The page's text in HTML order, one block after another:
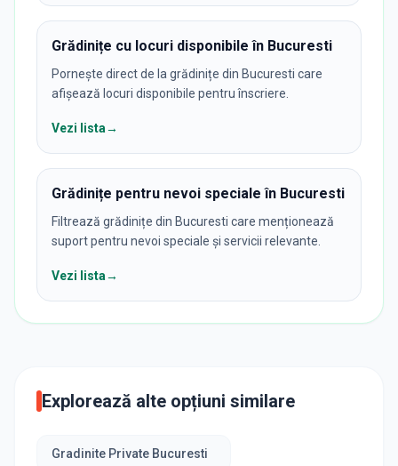
Grădinițe cu locuri disponibile în Bucuresti
Pornește direct de la grădinițe din Bucuresti care
afișează locuri disponibile pentru înscriere.
Vezi lista→
Grădinițe pentru nevoi speciale în Bucuresti
Filtrează grădinițe din Bucuresti care menționează
suport pentru nevoi speciale și servicii relevante.
Vezi lista→
Explorează alte opțiuni similare
Gradinite Private Bucuresti